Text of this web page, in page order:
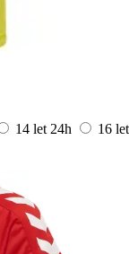
14 let 24h
16 let